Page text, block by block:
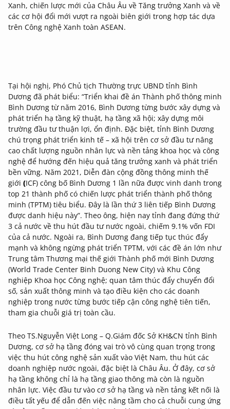
Xanh, chiến lược mới của Châu Âu về Tăng trưởng Xanh và về
các cơ hội đổi mới vượt ra ngoài biên giới trong hợp tác dựa
trên Công nghệ Xanh toàn ASEAN.
Tại hội nghị, Phó Chủ tịch Thường trực UBND tỉnh Bình
Dương đã phát biểu: “Triển khai đề án Thành phố thông minh
Bình Dương từ năm 2016, Bình Dương từng bước xây dựng và
phát triển hạ tầng kỹ thuật, hạ tầng xã hội; xây dựng môi
trường đầu tư thuận lợi, ổn định. Đặc biệt, tỉnh Bình Dương
chú trọng phát triển kinh tế – xã hội trên cơ sở đầu tư nâng
cao chất lượng nguồn nhân lực và nền tảng khoa học và công
nghệ để hướng đến hiệu quả tăng trưởng xanh và phát triển
bền vững. Năm 2021, Diễn đàn cộng đồng thông minh thế
giới (ICF) công bố Bình Dương 1 lần nữa được vinh danh trong
top 21 thành phố có chiến lược phát triển thành phố thông
minh (TPTM) tiêu biểu. Đây là lần thứ 3 liên tiếp Bình Dương
được danh hiệu này”. Theo ông, hiện nay tỉnh đang đứng thứ
3 cả nước về thu hút đầu tư nước ngoài, chiếm 9.1% vốn FDI
của cả nước. Ngoài ra, Bình Dương đang tiếp tục thúc đẩy
mạnh và không ngừng phát triển TPTM, với các đề án lớn như
Trung tâm Thương mại thế giới Thành phố mới Bình Dương
(World Trade Center Binh Duong New City) và Khu Công
nghiệp Khoa học Công nghệ; quan tâm thúc đẩy chuyển đổi
số, sản xuất thông minh và tạo điều kiện cho các doanh
nghiệp trong nước từng bước tiếp cận công nghệ tiên tiến,
tham gia chuỗi giá trị toàn cầu.
Theo TS.Nguyễn Việt Long – Q.Giám đốc Sở KH&CN tỉnh Bình
Dương, cơ sở hạ tầng đóng vai trò vô cùng quan trọng trong
việc thu hút công nghệ sản xuất vào Việt Nam, thu hút các
doanh nghiệp nước ngoài, đặc biệt là Châu Âu. Ở đây, cơ sở
hạ tầng không chỉ là hạ tầng giao thông mà còn là nguồn
nhân lực. Việc đầu tư vào cơ sở hạ tầng và nền tảng kết nối là
điều tất yếu để dẫn đến việc nâng tầm cho cả chuỗi cung ứng